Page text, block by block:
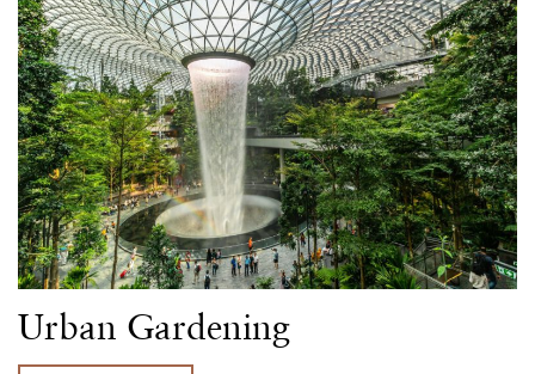
Urban Gardening